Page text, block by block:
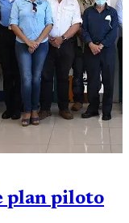
plan piloto